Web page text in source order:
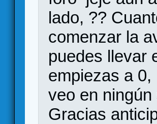
lado, ??
comenzar la
puedes llevar
empiezas a
veo en ningún
Gracias